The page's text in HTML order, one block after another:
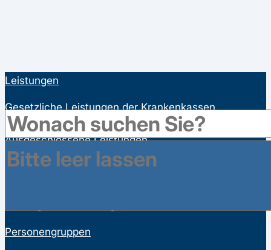
Leistungen
Gesetzliche Leistungen der Krankenkassen
Satzungsleistungen der Krankenkassen
Ausgeschlossene Leistungen
Familienversicherung
Personengruppen